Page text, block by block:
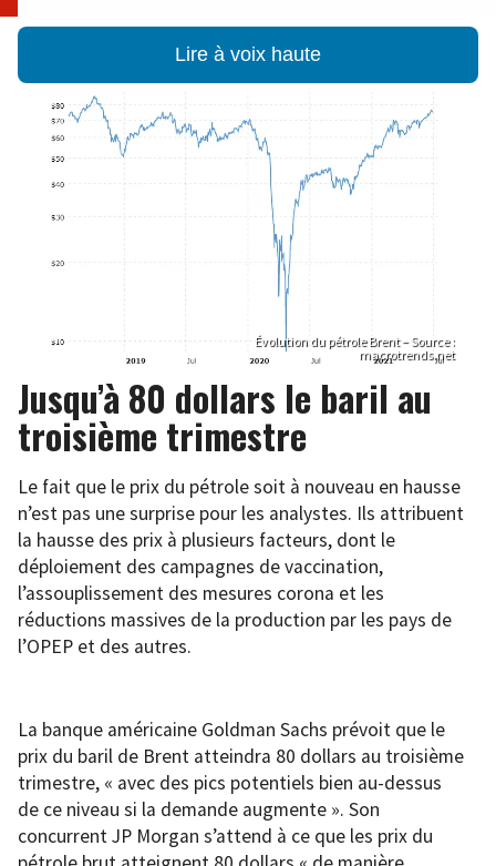
Lire à voix haute
Évolution du pétrole Brent – Source :
macrotrends.net
Jusqu’à 80 dollars le baril au
troisième trimestre
Le fait que le prix du pétrole soit à nouveau en hausse
n’est pas une surprise pour les analystes. Ils attribuent
la hausse des prix à plusieurs facteurs, dont le
déploiement des campagnes de vaccination,
l’assouplissement des mesures corona et les
réductions massives de la production par les pays de
l’OPEP et des autres.
La banque américaine Goldman Sachs prévoit que le
prix du baril de Brent atteindra 80 dollars au troisième
trimestre, « avec des pics potentiels bien au-dessus
de ce niveau si la demande augmente ». Son
concurrent JP Morgan s’attend à ce que les prix du